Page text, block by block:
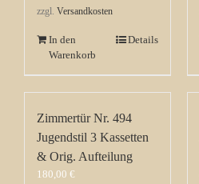
zzgl. Versandkosten
In den
Warenkorb
Details
Zimmertür Nr. 494
Jugendstil 3 Kassetten
& Orig. Aufteilung
180,00 €